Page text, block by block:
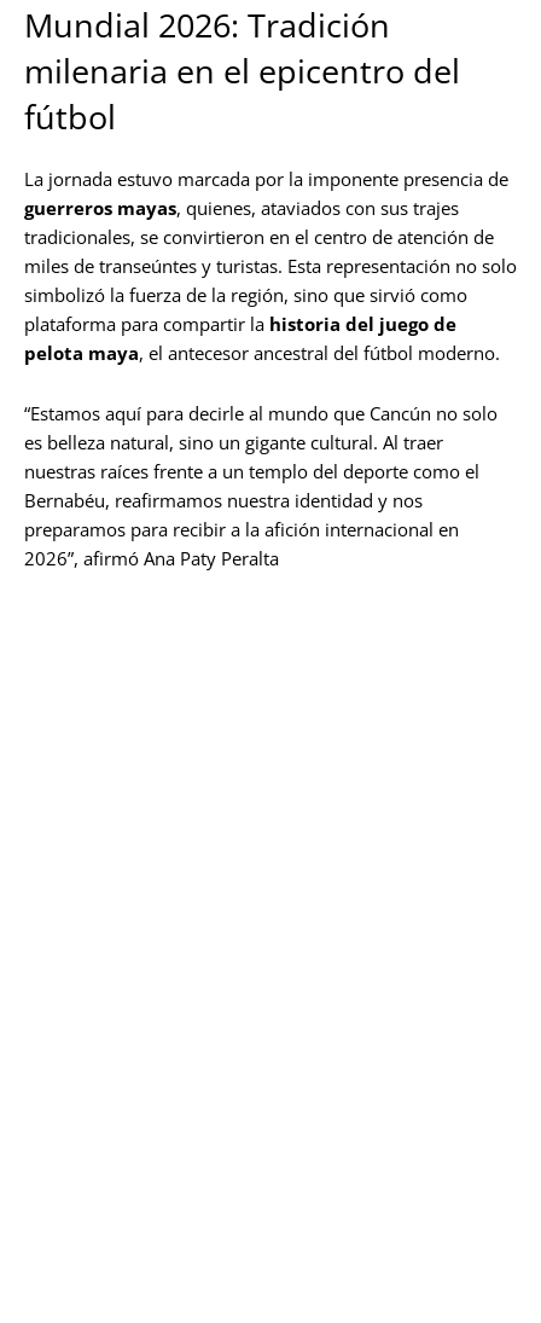
Mundial 2026: Tradición
milenaria en el epicentro del
fútbol
La jornada estuvo marcada por la imponente presencia de
guerreros mayas, quienes, ataviados con sus trajes
tradicionales, se convirtieron en el centro de atención de
miles de transeúntes y turistas. Esta representación no solo
simbolizó la fuerza de la región, sino que sirvió como
plataforma para compartir la historia del juego de
pelota maya, el antecesor ancestral del fútbol moderno.
“Estamos aquí para decirle al mundo que Cancún no solo
es belleza natural, sino un gigante cultural. Al traer
nuestras raíces frente a un templo del deporte como el
Bernabéu, reafirmamos nuestra identidad y nos
preparamos para recibir a la afición internacional en
2026”, afirmó Ana Paty Peralta